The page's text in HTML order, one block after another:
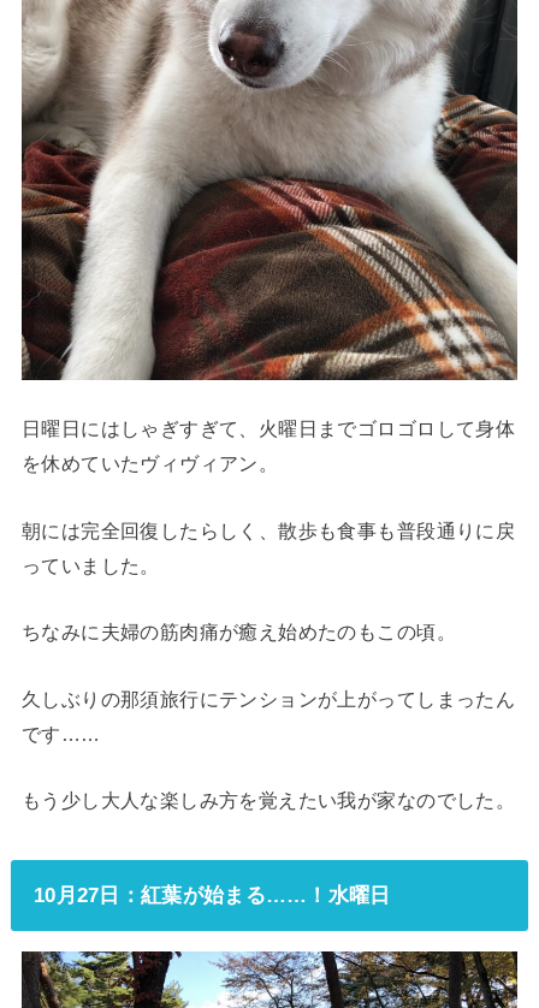
日曜日にはしゃぎすぎて、火曜日までゴロゴロして身体
を休めていたヴィヴィアン。
朝には完全回復したらしく、散歩も食事も普段通りに戻
っていました。
ちなみに夫婦の筋肉痛が癒え始めたのもこの頃。
久しぶりの那須旅行にテンションが上がってしまったん
です……
もう少し大人な楽しみ方を覚えたい我が家なのでした。
10月27日：紅葉が始まる……！水曜日